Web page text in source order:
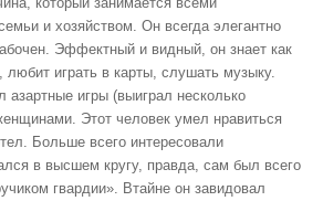
и хозяйством. Он всегда элегантно
Эффектный и видный, он знает как
любит играть в карты, слушать музыку.
игры (выиграл несколько
Этот человек умел нравиться
Больше всего интересовали
в высшем кругу, правда, сам был всего
гвардии». Втайне он завидовал